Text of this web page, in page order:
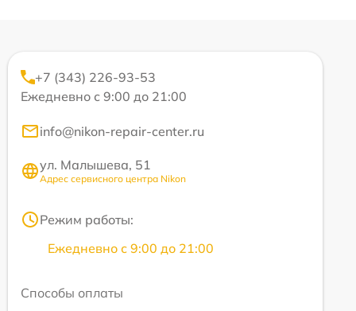
+7 (343) 226-93-53
Ежедневно с 9:00 до 21:00
info@nikon-repair-center.ru
ул. Малышева, 51
Адрес сервисного центра Nikon
Режим работы:
Ежедневно с 9:00 до 21:00
Способы оплаты